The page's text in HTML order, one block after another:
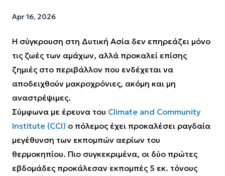
Apr 16, 2026
Η σύγκρουση στη Δυτική Ασία δεν επηρεάζει μόνο
τις ζωές των αμάχων, αλλά προκαλεί επίσης
ζημιές στο περιβάλλον που ενδέχεται να
αποδειχθούν μακροχρόνιες, ακόμη και μη
αναστρέψιμες.
Σύμφωνα με έρευνα του Climate and Community
Institute (CCI) ο πόλεμος έχει προκαλέσει ραγδαία
μεγέθυνση των εκπομπών αερίων του
θερμοκηπίου. Πιο συγκεκριμένα, οι δύο πρώτες
εβδομάδες προκάλεσαν εκπομπές 5 εκ. τόνους